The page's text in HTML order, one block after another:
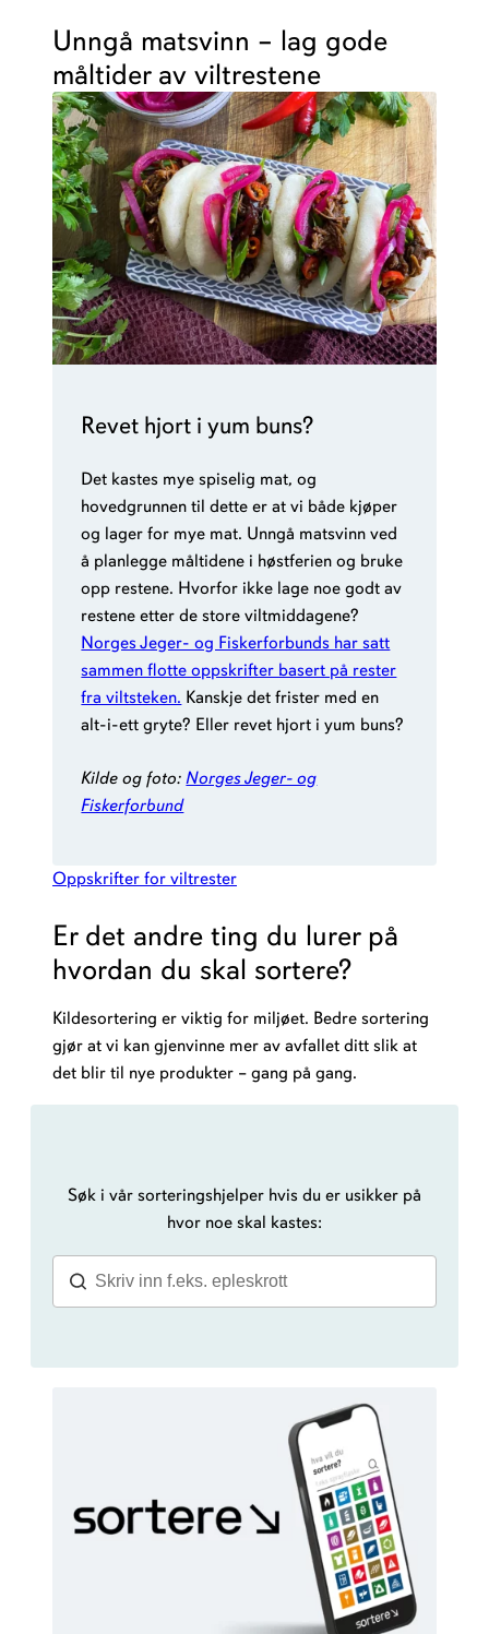
Unngå matsvinn – lag gode
måltider av viltrestene
Revet hjort i yum buns?
Det kastes mye spiselig mat, og
hovedgrunnen til dette er at vi både kjøper
og lager for mye mat. Unngå matsvinn ved
å planlegge måltidene i høstferien og bruke
opp restene. Hvorfor ikke lage noe godt av
restene etter de store viltmiddagene?
Norges Jeger- og Fiskerforbunds har satt
sammen flotte oppskrifter basert på rester
fra viltsteken. Kanskje det frister med en
alt-i-ett gryte? Eller revet hjort i yum buns?
Kilde og foto:Norges Jeger- og
Fiskerforbund
Oppskrifter for viltrester
Er det andre ting du lurer på
hvordan du skal sortere?
Kildesortering er viktig for miljøet. Bedre sortering
gjør at vi kan gjenvinne mer av avfallet ditt slik at
det blir til nye produkter – gang på gang.
Søk i vår sorteringshjelper hvis du er usikker på
hvor noe skal kastes: